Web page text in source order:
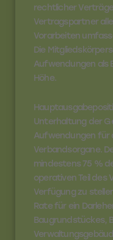
rechtlicher
Vertragspartner
Vorarbeiten
Die
Aufwendungen als
Höhe.
Unterhaltung der
Aufwendungen für
Verbandsorgane.
mindestens 75 %
operativen Teil des
Verfügung zu
Rate für ein
Baugrundstückes,